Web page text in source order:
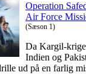
Operation
Air Force
(Sæson 1)
Da Kargil-
Indien og
ud på en farlig